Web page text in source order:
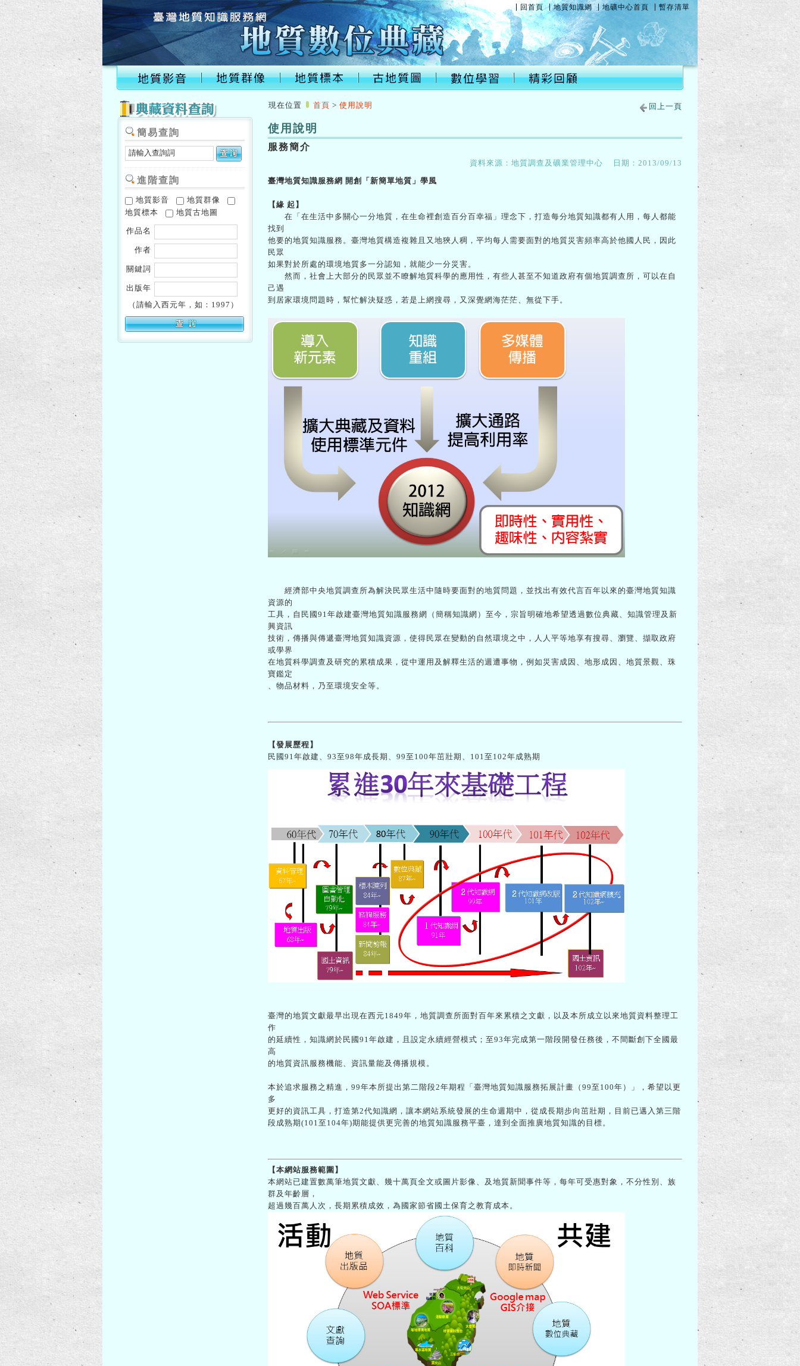
回首頁 地質知識網 地礦中心首頁 暫存清單
簡易查詢
進階查詢
地質影音
地質群像
地質標本
地質古地圖
作品名
作者
關鍵詞
出版年
（請輸入西元年，如：1997）
現在位置
首頁 > 使用說明 回上一頁
使用說明
服務簡介
資料來源：地質調查及礦業管理中心 日期： 2013/09/13
臺灣地質知識服務網 開創 「新簡單地質」學風
【緣 起】
在「在生活中多關心一分地質，在生命裡創造百分百幸福」理念下，打造每分地質知識都有人用，每人都能
找到
他要的地質知識服務。臺灣地質構造複雜且又地狹人稠，平均每人需要面對的地質災害頻率高於他國人民，因此
民眾
如果對於所處的環境地質多一分認知，就能少一分災害。
然而，社會上大部分的民眾並不瞭解地質科學的應用性，有些人甚至不知道政府有個地質調查所，可以在自
己遇
到居家環境問題時，幫忙解決疑惑，若是上網搜尋，又深覺網海茫茫、無從下手。
經濟部中央地質調查所為解決民眾生活中隨時要面對的地質問題，並找出有效代言百年以來的臺灣地質知識
資源的
工具，自民國91年啟建臺灣地質知識服務網（簡稱知識網）至今，宗旨明確地希望透過數位典藏、知識管理及新
興資訊
技術，傳播與傳遞臺灣地質知識資源，使得民眾在變動的自然環境之中，人人平等地享有搜尋、瀏覽、擷取政府
或學界
在地質科學調查及研究的累積成果，從中運用及解釋生活的週遭事物，例如災害成因、地形成因、地質景觀、珠
寶鑑定
、物品材料，乃至環境安全等。
【發展歷程】
民國91年啟建、93至98年成長期、99至100年茁壯期、101至102年成熟期
臺灣的地質文獻最早出現在西元1849年，地質調查所面對百年來累積之文獻，以及本所成立以來地質資料整理工
作
的延續性，知識網於民國91年啟建，且設定永續經營模式；至93年完成第一階段開發任務後，不間斷創下全國最
高
的地質資訊服務機能、資訊量能及傳播規模。
本於追求服務之精進，99年本所提出第二階段2年期程「臺灣地質知識服務拓展計畫（99至100年）」，希望以更
多
更好的資訊工具，打造第2代知識網，讓本網站系統發展的生命週期中，從成長期步向茁壯期，目前已邁入第三階
段成熟期(101至104年)期能提供更完善的地質知識服務平臺，達到全面推廣地質知識的目標。
【本網站服務範圍】
本網站已建置數萬筆地質文獻、幾十萬頁全文或圖片影像、及地質新聞事件等，每年可受惠對象，不分性別、族
群及年齡層，
超過幾百萬人次，長期累積成效，為國家節省國土保育之教育成本。